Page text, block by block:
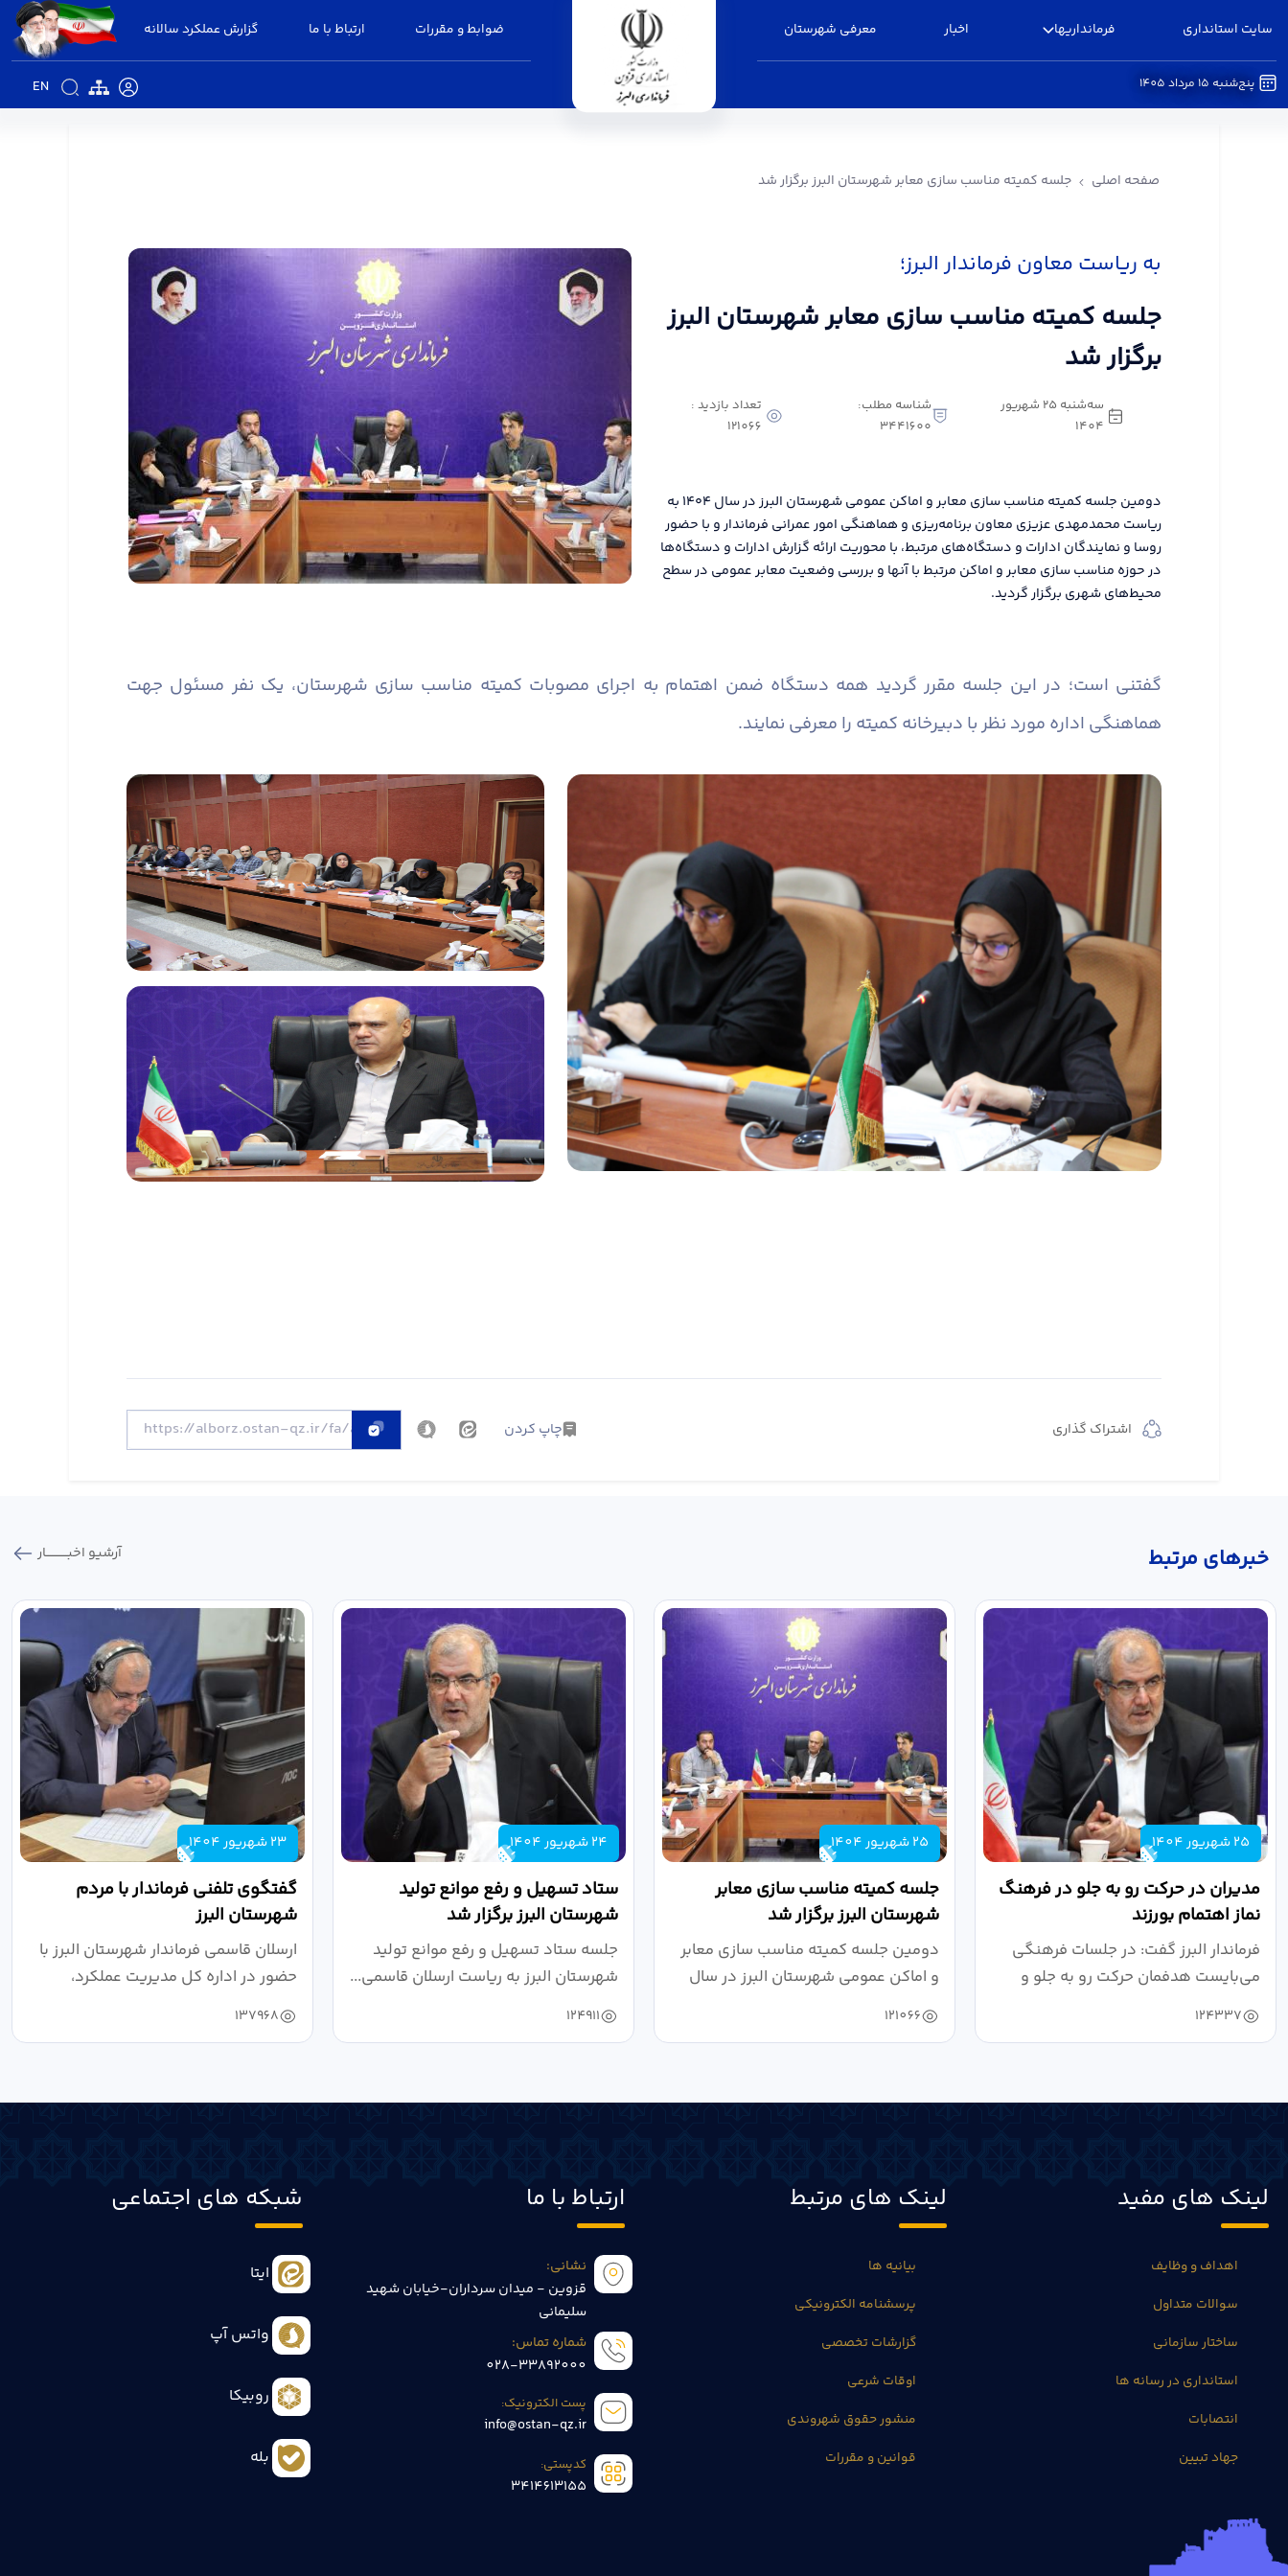
سایت استانداری فرمانداریها اخبار معرفی شهرستان ضوابط و مقررات ارتباط با ما گزارش عملکرد سالانه
EN پنج‌شنبه 15 مرداد 1405
صفحه اصلی جلسه کمیته مناسب سازی معابر شهرستان البرز برگزار شد
به ریاست معاون فرماندار البرز؛
جلسه کمیته مناسب سازی معابر شهرستان البرز
برگزار شد
سه‌شنبه 25 شهریور
1404
شناسه مطلب:
3441600
تعداد بازدید :
121066
دومین جلسه کمیته مناسب سازی معابر و اماکن عمومی شهرستان البرز در سال ۱۴۰۴ به
ریاست محمدمهدی عزیزی معاون برنامه‌ریزی و هماهنگی امور عمرانی فرماندار و با حضور
روسا و نمایندگان ادارات و دستگاه‌های مرتبط، با محوریت ارائه گزارش ادارات و دستگاه‌ها
در حوزه مناسب سازی معابر و اماکن مرتبط با آنها و بررسی وضعیت معابر عمومی در سطح
محیط‌های شهری برگزار گردید.
گفتنی است؛ در این جلسه مقرر گردید همه دستگاه ضمن اهتمام به اجرای مصوبات کمیته مناسب سازی شهرستان، یک نفر مسئول جهت
هماهنگی اداره مورد نظر با دبیرخانه کمیته را معرفی نمایند.
اشتراک گذاری چاپ کردن
خبر‌های مرتبط آرشیو اخبـــــــــــار
25 شهریور 1404
مدیران در حرکت رو به جلو در فرهنگ
نماز اهتمام بورزند
فرماندار البرز گفت: در جلسات فرهنگی
می‌بایست هدفمان حرکت رو به جلو و
دستیابی...
124337
25 شهریور 1404
جلسه کمیته مناسب سازی معابر
شهرستان البرز برگزار شد
دومین جلسه کمیته مناسب سازی معابر
و اماکن عمومی شهرستان البرز در سال
۱۴۰۴ به...
121066
24 شهریور 1404
ستاد تسهیل و رفع موانع تولید
شهرستان البرز برگزار شد
جلسه ستاد تسهیل و رفع موانع تولید
شهرستان البرز به ریاست ارسلان قاسمی...
124911
23 شهریور 1404
گفتگوی تلفنی فرماندار با مردم
شهرستان البرز
ارسلان قاسمی فرماندار شهرستان البرز با
حضور در اداره کل مدیریت عملکرد،
بازرسی...
137968
لینک های مفید
اهداف و وظایف
سوالات متداول
ساختار سازمانی
استانداری در رسانه ها
انتصابات
جهاد تبیین
لینک های مرتبط
بیانیه ها
پرسشنامه الکترونیکی
گزارشات تخصصی
اوقات شرعی
منشور حقوق شهروندی
قوانین و مقررات
ارتباط با ما
نشانی:
قزوین - میدان سرداران-خیابان شهید
سلیمانی
شماره تماس:
028-33892000
پست الکترونیک:
info@ostan-qz.ir
کدپستی:
3414613155
شبکه های اجتماعی
ایتا
واتس آپ
روبیکا
بله